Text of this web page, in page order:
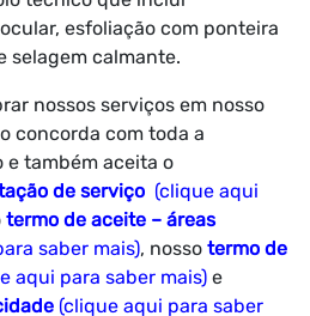
esfoliação com ponteira
selagem calmante.
nossos serviços em nosso
concorda com toda a
e também aceita o
de serviço (clique aqui
termo de aceite – áreas
saber mais), nosso termo de
aqui para saber mais) e
(clique aqui para saber